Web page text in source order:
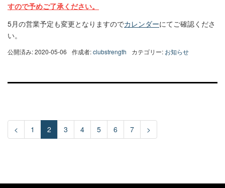
すので予めご了承ください。
5月の営業予定も変更となりますのでカレンダーにてご確認くださ
い。
公開済み: 2020-05-06 作成者:clubstrength カテゴリー: お知らせ
< 1 2 3 4 5 6 7 >